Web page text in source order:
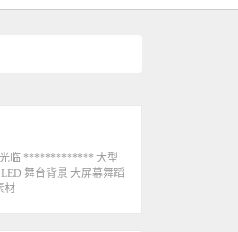
临 ************* 大型
舞台背景 大屏幕舞蹈
材